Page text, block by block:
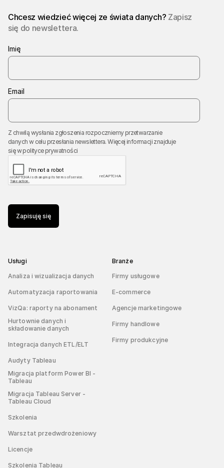
Chcesz wiedzieć więcej ze świata danych? Zapisz
się do newslettera.
Imię
Email
Z chwilą wysłania zgłoszenia rozpoczniemy przetwarzanie
danych w celu przesłania newslettera. Więcej informacji znajduje
się wpolityce prywatności
Zapisuję się
Usługi
Analiza i wizualizacja danych
Automatyzacja raportowania
VizQa: raporty na abonament
Hurtownie danych i
składowanie danych
Integracja danych ETL/ELT
Audyty Tableau
Migracja platform Power BI -
Tableau
Migracja Tableau Server -
Tableau Cloud
Szkolenia
Warsztat przedwdrożeniowy
Licencje
Szkolenia Tableau
Branże
Firmy usługowe
E-commerce
Agencje marketingowe
Firmy handlowe
Firmy produkcyjne